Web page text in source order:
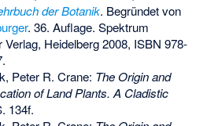
der Botanik. Begründet von
. 36. Auflage. Spektrum
Heidelberg 2008, ISBN 978-
.
Peter R. Crane: The Origin and
of Land Plants. A Cladistic
134f.